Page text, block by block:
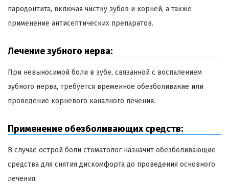
пародонтита, включая чистку зубов и корней, а также
применение антисептических препаратов.
Лечение зубного нерва:
При невыносимой боли в зубе, связанной с воспалением
зубного нерва, требуется временное обезболивание или
проведение корневого каналного лечения.
Применение обезболивающих средств:
В случае острой боли стоматолог назначит обезболивающие
средства для снятия дискомфорта до проведения основного
лечения.